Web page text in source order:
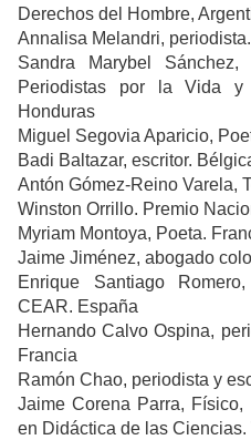
Derechos del Hombre,
Annalisa Melandri,
Sandra Marybel
Periodistas por la Vida y
Honduras
Miguel Segovia Aparicio,
Badi Baltazar, escritor.
Antón Gómez-Reino Varela,
Winston Orrillo. Premio
Myriam Montoya, Poeta.
Jaime Jiménez, abogado
Enrique Santiago
CEAR. España
Hernando Calvo Ospina,
Francia
Ramón Chao, periodista y
Jaime Corena Parra,
en Didáctica de las Ciencias.